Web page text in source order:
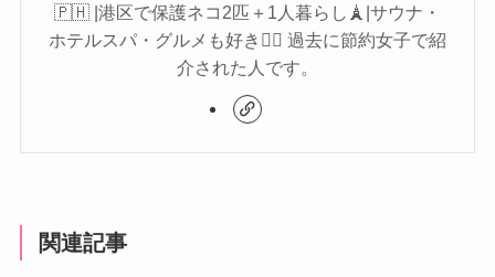
🇵🇭 |港区で保護ネコ2匹＋1人暮らし🗼|サウナ・
ホテルスパ・グルメも好き🧖‍♀️ 過去に節約女子で紹
介された人です。
関連記事